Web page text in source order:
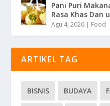
Pani Puri
Rasa Khas Dan
Agu 4, 2026 | Food
ARTIKEL TAG
BISNIS BUDAYA